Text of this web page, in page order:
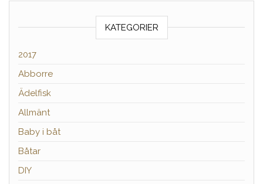
KATEGORIER
2017
Abborre
Ädelfisk
Allmänt
Baby i båt
Båtar
DIY